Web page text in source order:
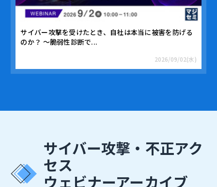
サイバー攻撃を受けたとき、自社は本当に被害を防げる
のか？ ～脆弱性診断で...
2026/09/02(水)
サイバー攻撃・不正アク
セス
ウェビナーアーカイブ